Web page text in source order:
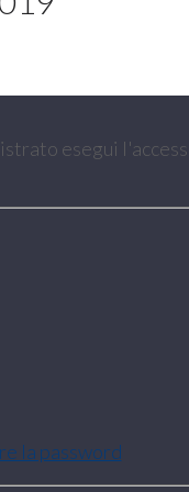
esegui
la password